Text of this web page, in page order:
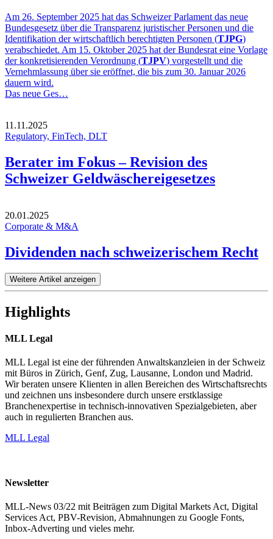
Am 26. September 2025 hat das Schweizer Parlament das neue
Bundesgesetz über die Transparenz juristischer Personen und die
Identifikation der wirtschaftlich berechtigten Personen (TJPG)
verabschiedet. Am 15. Oktober 2025 hat der Bundesrat eine Vorlage
der konkretisierenden Verordnung (TJPV) vorgestellt und die
Vernehmlassung über sie eröffnet, die bis zum 30. Januar 2026
dauern wird.
Das neue Ges…
11.11.2025
Regulatory, FinTech, DLT
Berater im Fokus – Revision des
Schweizer Geldwäschereigesetzes
20.01.2025
Corporate & M&A
Dividenden nach schweizerischem Recht
Weitere Artikel anzeigen
Highlights
MLL Legal
MLL Legal ist eine der führenden Anwaltskanzleien in der Schweiz
mit Büros in Zürich, Genf, Zug, Lausanne, London und Madrid.
Wir beraten unsere Klienten in allen Bereichen des Wirtschaftsrechts
und zeichnen uns insbesondere durch unsere erstklassige
Branchenexpertise in technisch-innovativen Spezialgebieten, aber
auch in regulierten Branchen aus.
MLL Legal
Newsletter
MLL-News 03/22 mit Beiträgen zum Digital Markets Act, Digital
Services Act, PBV-Revision, Abmahnungen zu Google Fonts,
Inbox-Adverting und vieles mehr.